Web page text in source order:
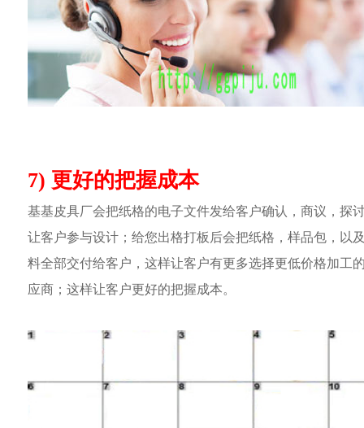
7) 更好的把握成本
基基皮具厂会把纸格的电子文件发给客户确认，商议，探
让客户参与设计；给您出格打板后会把纸格，样品包，以
料全部交付给客户，这样让客户有更多选择更低价格加工
应商；这样让客户更好的把握成本。